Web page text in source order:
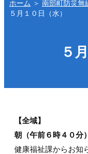
ホーム ＞ 南部町防災無
５月１０日（水）
５
【全域】
朝（午前６時４０分）
健康福祉課からお知